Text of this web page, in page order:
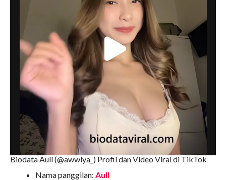
Biodata Aull (@awwlya_) Profil dan Video Viral di TikTok
Nama panggilan: Aull